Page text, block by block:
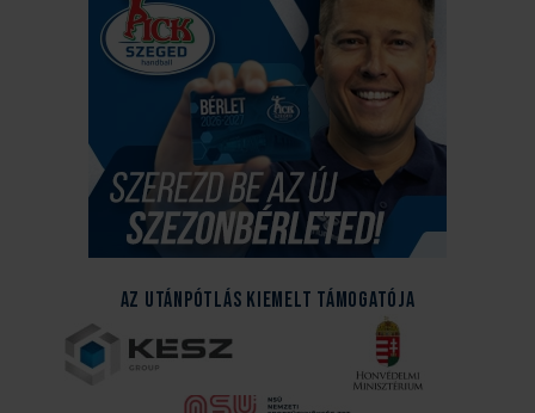
Az Utánpótlás kiemelt támogatója